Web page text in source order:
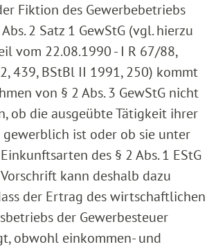
Fiktion des Gewerbebetriebs
2 Satz 1 GewStG (vgl. hierzu
vom 22.08.1990 - I R 67/88,
439, BStBl II 1991, 250) kommt
von § 2 Abs. 3 GewStG nicht
ob die ausgeübte Tätigkeit ihrer
ist oder ob sie unter
des § 2 Abs. 1 EStG
kann deshalb dazu
der Ertrag des wirtschaftlichen
der Gewerbesteuer
obwohl einkommen- und